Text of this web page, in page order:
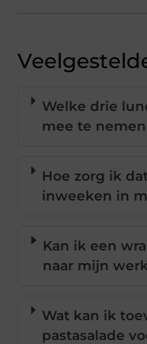
Welke drie
mee te
Hoe zorg ik
inweeken in
Kan ik een
naar mijn
Wat kan ik
pastasalade